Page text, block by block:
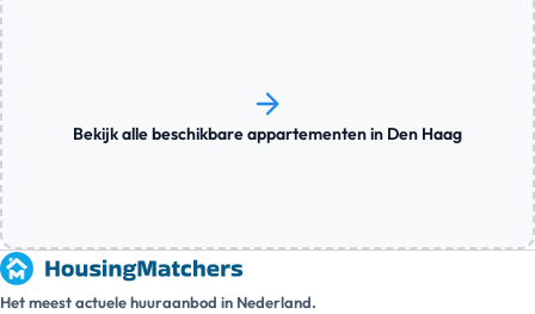
Bekijk alle beschikbare appartementen in Den Haag
Het meest actuele huuraanbod in Nederland.